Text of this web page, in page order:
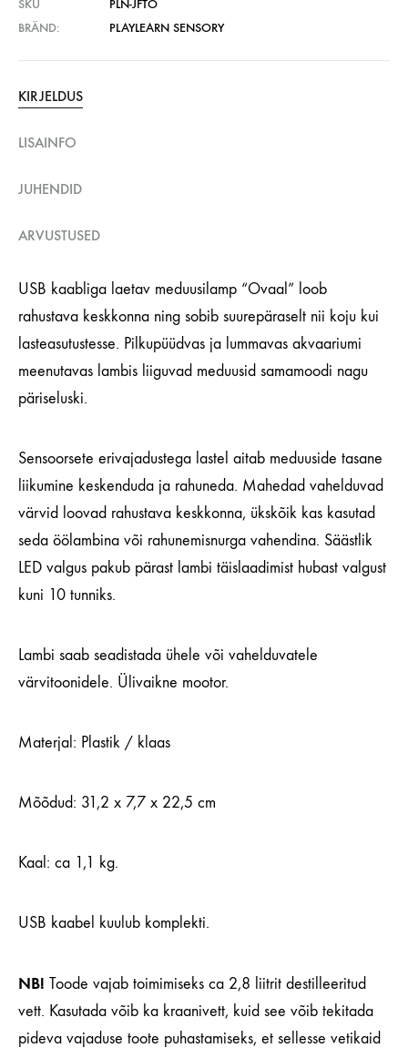
SKU
PLN-JFTO
BRÄND:
PLAYLEARN SENSORY
KIRJELDUS
LISAINFO
JUHENDID
ARVUSTUSED
USB kaabliga laetav meduusilamp “Ovaal” loob
rahustava keskkonna ning sobib suurepäraselt nii koju kui
lasteasutustesse. Pilkupüüdvas ja lummavas akvaariumi
meenutavas lambis liiguvad meduusid samamoodi nagu
päriseluski.
Sensoorsete erivajadustega lastel aitab meduuside tasane
liikumine keskenduda ja rahuneda. Mahedad vahelduvad
värvid loovad rahustava keskkonna, ükskõik kas kasutad
seda öölambina või rahunemisnurga vahendina. Säästlik
LED valgus pakub pärast lambi täislaadimist hubast valgust
kuni 10 tunniks.
Lambi saab seadistada ühele või vahelduvatele
värvitoonidele. Ülivaikne mootor.
Materjal: Plastik / klaas
Mõõdud: 31,2 x 7,7 x 22,5 cm
Kaal: ca 1,1 kg.
USB kaabel kuulub komplekti.
NB! Toode vajab toimimiseks ca 2,8 liitrit destilleeritud
vett. Kasutada võib ka kraanivett, kuid see võib tekitada
pideva vajaduse toote puhastamiseks, et sellesse vetikaid